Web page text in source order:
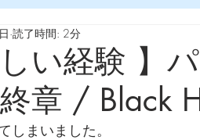
始める 知っておきたいコト
いるモノ 食べんじーの美味
しい経験 】
章 / Black
読了時間: 2分
しまいました。